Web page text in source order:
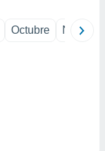
Octubre